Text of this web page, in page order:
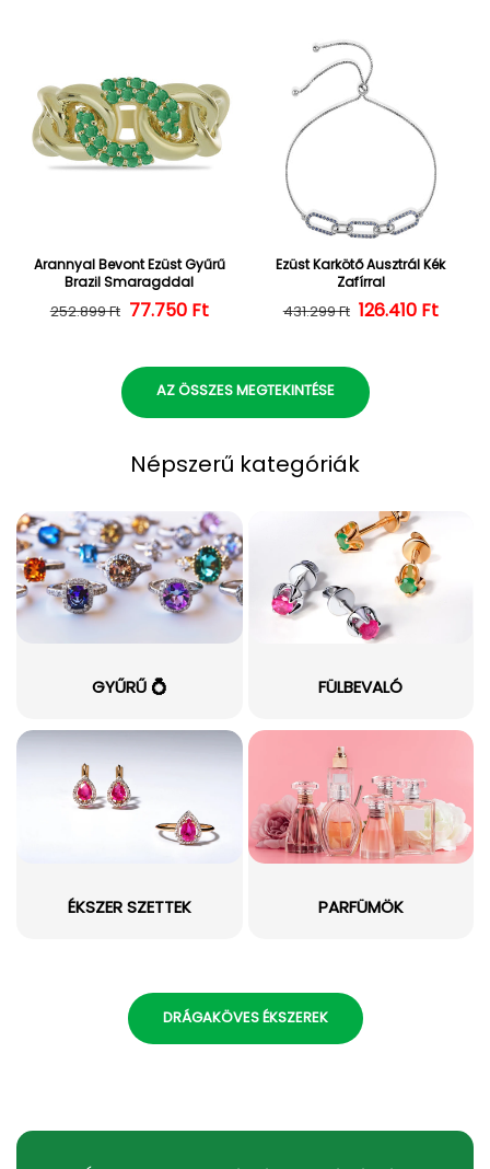
Arannyal Bevont Ezüst Gyűrű
Brazil Smaragddal
Normál ár
252.899 Ft Kedvezményes ár
77.750 Ft
Ezüst Karkötő Ausztrál Kék
Zafírral
Normál ár
431.299 Ft 126.410 Ft
AZ ÖSSZES MEGTEKINTÉSE
Népszerű kategóriák
GYŰRŰ 💍 FÜLBEVALÓ
ÉKSZER SZETTEK PARFÜMÖK
DRÁGAKÖVES ÉKSZEREK